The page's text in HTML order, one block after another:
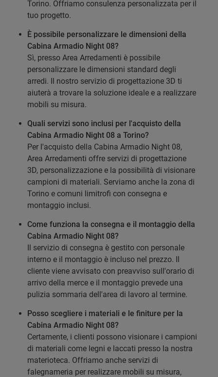
Torino. Offriamo consulenza personalizzata per il
tuo progetto.
È possibile personalizzare le dimensioni della
Cabina Armadio Night 08?
Sì, presso Area Arredamenti è possibile
personalizzare le dimensioni standard degli
arredi. Il nostro servizio di progettazione 3D ti
aiuterà a trovare la soluzione ideale e a realizzare
mobili su misura.
Quali servizi sono inclusi per l'acquisto della
Cabina Armadio Night 08 a Torino?
Per l'acquisto della Cabina Armadio Night 08,
Area Arredamenti offre servizi di progettazione
3D, personalizzazione e la possibilità di visionare
campioni di materiali. Serviamo anche la zona di
Torino e comuni limitrofi con consegna e
montaggio inclusi.
Come funziona la consegna e il montaggio della
Cabina Armadio Night 08?
Il servizio di consegna è gestito con personale
interno e il montaggio è incluso nel prezzo. Il
cliente viene avvisato con preavviso sull'orario di
arrivo della merce e il montaggio prevede una
pulizia sommaria dell'area di lavoro al termine.
Posso scegliere i materiali e le finiture per la
Cabina Armadio Night 08?
Certamente, i clienti possono visionare i campioni
di materiali come legni e laccati presso la nostra
materioteca. Offriamo anche servizi di
falegnameria per realizzare mobili su misura,